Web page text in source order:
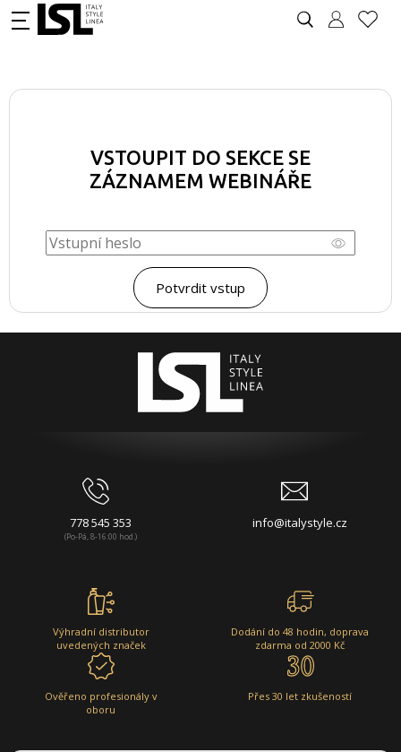
VSTOUPIT DO SEKCE SE
ZÁZNAMEM WEBINÁŘE
778 545 353
(Po-Pá, 8-16:00 hod.)
info@italystyle.cz
Výhradní distributor
uvedených značek
Dodání do 48 hodin, doprava
zdarma od 2000 Kč
Ověřeno profesionály v
oboru
Přes 30 let zkušeností